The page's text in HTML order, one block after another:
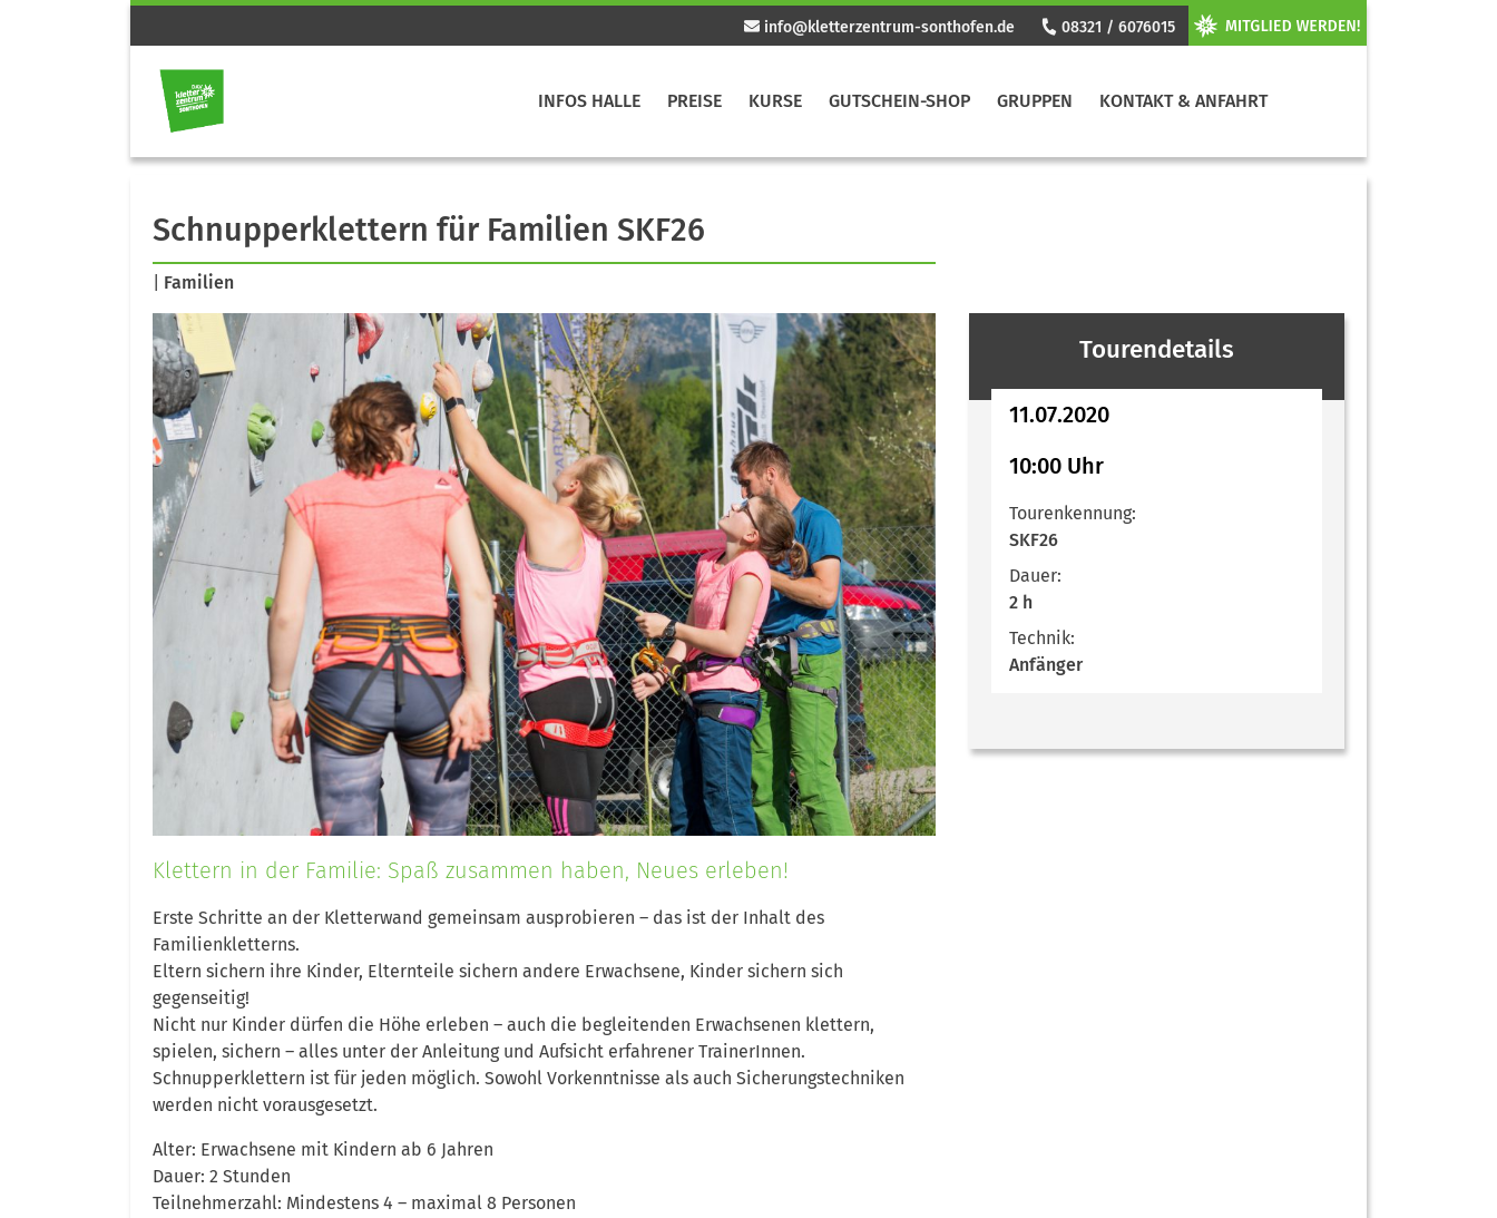
info@kletterzentrum-sonthofen.de 08321 / 6076015
INFOS HALLE PREISE KURSE GUTSCHEIN-SHOP GRUPPEN KONTAKT & ANFAHRT
Schnupperklettern für Familien SKF26
Familien
Klettern in der Familie: Spaß zusammen haben, Neues erleben!
Erste Schritte an der Kletterwand gemeinsam ausprobieren – das ist der Inhalt des
Familienkletterns.
Eltern sichern ihre Kinder, Elternteile sichern andere Erwachsene, Kinder sichern sich
gegenseitig!
Nicht nur Kinder dürfen die Höhe erleben – auch die begleitenden Erwachsenen klettern,
spielen, sichern – alles unter der Anleitung und Aufsicht erfahrener TrainerInnen.
Schnupperklettern ist für jeden möglich. Sowohl Vorkenntnisse als auch Sicherungstechniken
werden nicht vorausgesetzt.
Alter: Erwachsene mit Kindern ab 6 Jahren
Dauer: 2 Stunden
Teilnehmerzahl: Mindestens 4 – maximal 8 Personen
Tourendetails
11.07.2020
10:00 Uhr
Tourenkennung:
SKF26
Dauer:
2 h
Technik:
Anfänger